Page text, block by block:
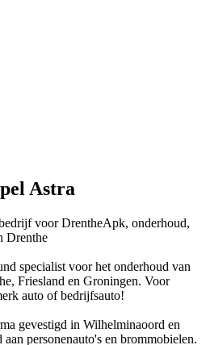
Astra
voor DrentheApk, onderhoud,
Drenthe
specialist voor het onderhoud van
Friesland en Groningen. Voor
auto of bedrijfsauto!
gevestigd in Wilhelminaoord en
personenauto's en brommobielen.